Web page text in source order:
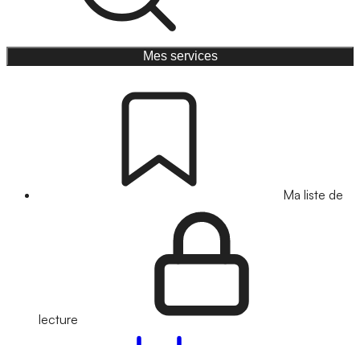
Mes services
Ma liste de
lecture